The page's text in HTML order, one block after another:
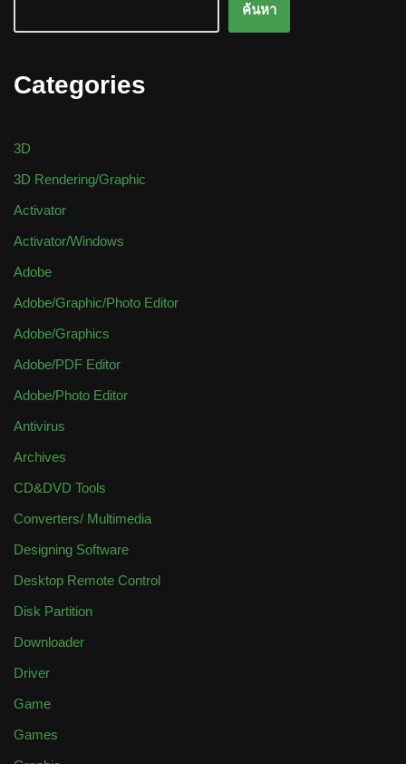
ค้นหา
Categories
3D
3D Rendering/Graphic
Activator
Activator/Windows
Adobe
Adobe/Graphic/Photo Editor
Adobe/Graphics
Adobe/PDF Editor
Adobe/Photo Editor
Antivirus
Archives
CD&DVD Tools
Converters/ Multimedia
Designing Software
Desktop Remote Control
Disk Partition
Downloader
Driver
Game
Games